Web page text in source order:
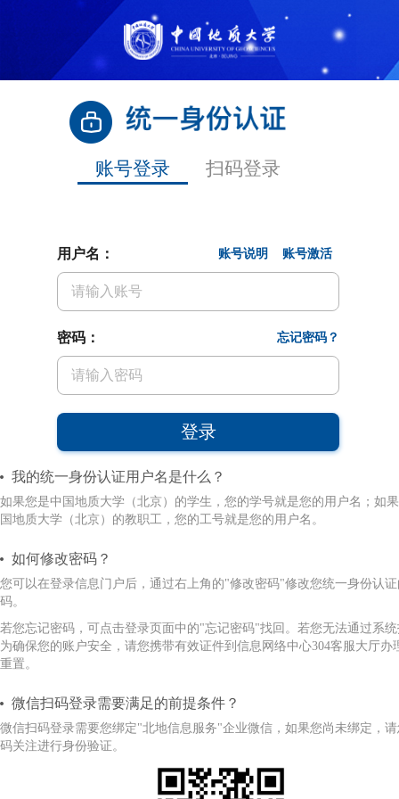
账号登录 扫码登录
用户名： 账号激活
账号说明
密码： 忘记密码？
我的统一身份认证用户名是什么？
如果您是中国地质大学（北京）的学生，您的学号就是您的用户名；如
国地质大学（北京）的教职工，您的工号就是您的用户名。
如何修改密码？
您可以在登录信息门户后，通过右上角的"修改密码"修改您统一身份认
码。
若您忘记密码，可点击登录页面中的"忘记密码"找回。若您无法通过系
为确保您的账户安全，请您携带有效证件到信息网络中心304客服大厅办
重置。
微信扫码登录需要满足的前提条件？
微信扫码登录需要您绑定"北地信息服务"企业微信，如果您尚未绑定，
码关注进行身份验证。